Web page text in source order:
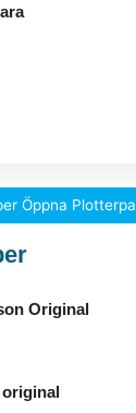
Öppna
Original